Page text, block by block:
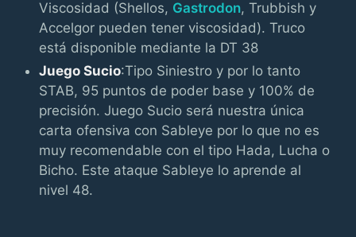
Viscosidad (Shellos, Gastrodon, Trubbish y
Accelgor pueden tener viscosidad). Truco
está disponible mediante la DT 38
Juego Sucio:Tipo Siniestro y por lo tanto
STAB, 95 puntos de poder base y 100% de
precisión. Juego Sucio será nuestra única
carta ofensiva con Sableye por lo que no es
muy recomendable con el tipo Hada, Lucha o
Bicho. Este ataque Sableye lo aprende al
nivel 48.